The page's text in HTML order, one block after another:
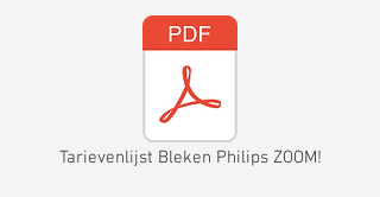
Tarievenlijst Bleken Philips ZOOM!